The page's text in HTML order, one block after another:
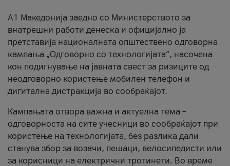
A1 Македонија заедно со Министерството за
внатрешни работи денеска и официјално ја
претставија националната општествено одговорна
кампања „Одговорно со технологијата“, насочена
кон подигнување на јавната свест за ризиците од
неодговорно користење мобилен телефон и
дигитална дистракција во сообраќајот.
Кампањата отвора важна и актуелна тема –
одговорноста на сите учесници во сообраќајот при
користење на технологијата, без разлика дали
станува збор за возачи, пешаци, велосипедисти или
за корисници на електрични тротинети. Во време